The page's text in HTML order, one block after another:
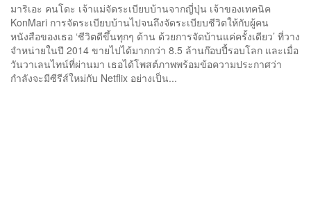
มาริเอะ คนโดะ เจ้าแม่จัดระเบียบบ้านจากญี่ปุ่น เจ้าของเทคนิค
KonMari การจัดระเบียบบ้านไปจนถึงจัดระเบียบชีวิตให้กับผู้คน
หนังสือของเธอ ‘ชีวิตดีขึ้นทุกๆ ด้าน ด้วยการจัดบ้านแค่ครั้งเดียว’ ที่วาง
จำหน่ายในปี 2014 ขายไปได้มากกว่า 8.5 ล้านก๊อบปี้รอบโลก และเมื่อ
วันวาเลนไทน์ที่ผ่านมา เธอได้โพสต์ภาพพร้อมข้อความประกาศว่า
กำลังจะมีซีรีส์ใหม่กับ Netflix อย่างเป็น...